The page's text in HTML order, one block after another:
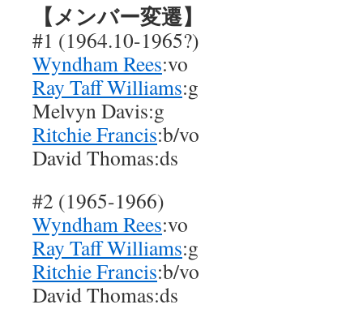
【メンバー変遷】
#1 (1964.10-1965?)
Wyndham Rees:vo
Ray Taff Williams:g
Melvyn Davis:g
Ritchie Francis:b/vo
David Thomas:ds
#2 (1965-1966)
Wyndham Rees:vo
Ray Taff Williams:g
Ritchie Francis:b/vo
David Thomas:ds